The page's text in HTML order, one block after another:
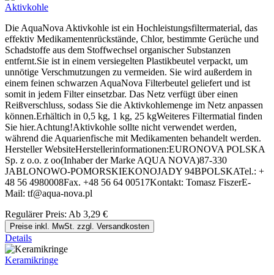
Aktivkohle
Die AquaNova Aktivkohle ist ein Hochleistungsfiltermaterial, das
effektiv Medikamentenrückstände, Chlor, bestimmte Gerüche und
Schadstoffe aus dem Stoffwechsel organischer Substanzen
entfernt.Sie ist in einem versiegelten Plastikbeutel verpackt, um
unnötige Verschmutzungen zu vermeiden. Sie wird außerdem in
einem feinen schwarzen AquaNova Filterbeutel geliefert und ist
somit in jedem Filter einsetzbar. Das Netz verfügt über einen
Reißverschluss, sodass Sie die Aktivkohlemenge im Netz anpassen
können.Erhältich in 0,5 kg, 1 kg, 25 kgWeiteres Filtermatial finden
Sie hier.Achtung!Aktivkohle sollte nicht verwendet werden,
während die Aquarienfische mit Medikamenten behandelt werden.
Hersteller WebsiteHerstellerinformationen:EURONOVA POLSKA
Sp. z o.o. z oo(Inhaber der Marke AQUA NOVA)87-330
JABLONOWO-POMORSKIEKONOJADY 94BPOLSKATel.: +
48 56 4980008Fax. +48 56 64 00517Kontakt: Tomasz FiszerE-
Mail: tf@aqua-nova.pl
Regulärer Preis: Ab 3,29 €
Preise inkl. MwSt. zzgl. Versandkosten
Details
Keramikringe